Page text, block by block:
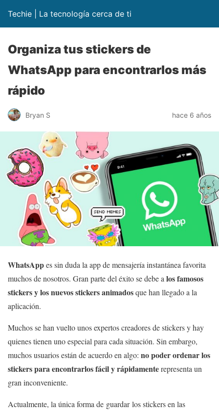
Techie | La tecnología cerca de ti
Organiza tus stickers de
WhatsApp para encontrarlos más
rápido
Bryan S hace 6 años
WhatsAppes sin duda la app de mensajería instantánea favorita
muchos de nosotros. Gran parte del éxito se debe alos famosos
stickers y los nuevos stickers animadosque han llegado a la
aplicación.
Muchos se han vuelto unos expertos creadores de stickers y hay
quienes tienen uno especial para cada situación. Sin embargo,
muchos usuarios están de acuerdo en algo: no poder ordenar los
stickers para encontrarlos fácil y rápidamenterepresenta un
gran inconveniente.
Actualmente, la única forma de guardar los stickers en las